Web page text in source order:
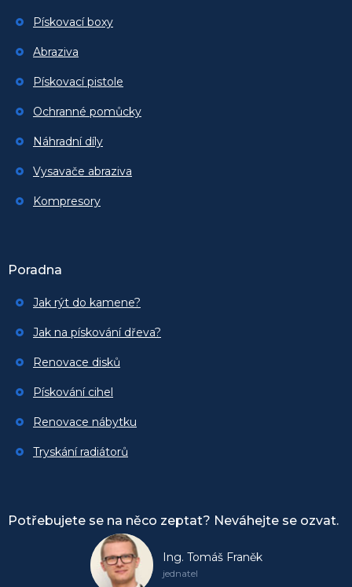
Pískovací boxy
Abraziva
Pískovací pistole
Ochranné pomůcky
Náhradní díly
Vysavače abraziva
Kompresory
Poradna
Jak rýt do kamene?
Jak na pískování dřeva?
Renovace disků
Pískování cihel
Renovace nábytku
Tryskání radiátorů
Potřebujete se na něco zeptat? Neváhejte se ozvat.
Ing. Tomáš Franěk
jednatel